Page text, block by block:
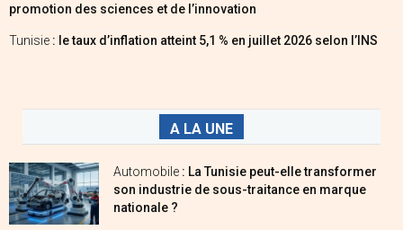
promotion des sciences et de l’innovation
Tunisie : le taux d’inflation atteint 5,1 % en juillet 2026 selon l’INS
A LA UNE
Automobile : La Tunisie peut-elle transformer
son industrie de sous-traitance en marque
nationale ?